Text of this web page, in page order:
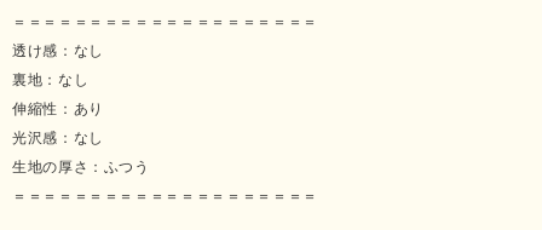
＝＝＝＝＝＝＝＝＝＝＝＝＝＝＝＝＝＝＝＝
透け感：なし
裏地：なし
伸縮性：あり
光沢感：なし
生地の厚さ：ふつう
＝＝＝＝＝＝＝＝＝＝＝＝＝＝＝＝＝＝＝＝